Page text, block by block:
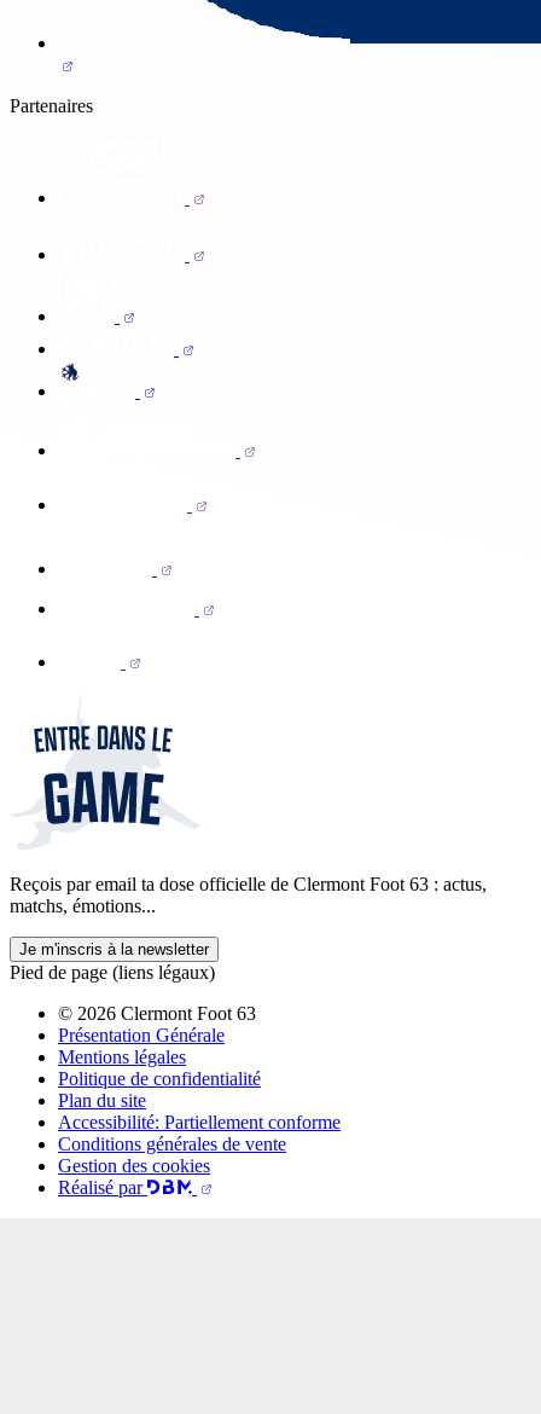
Partenaires
Reçois par email ta dose officielle de Clermont Foot 63 : actus,
matchs, émotions...
Je m'inscris à la newsletter
Pied de page (liens légaux)
© 2026 Clermont Foot 63
Présentation Générale
Mentions légales
Politique de confidentialité
Plan du site
Accessibilité: Partiellement conforme
Conditions générales de vente
Gestion des cookies
Réalisé par